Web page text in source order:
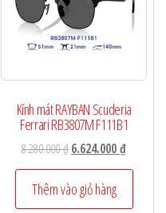
Kính mát RAYBAN Scuderia
Ferrari RB3807M F111B1
8.280.000₫Giá
gốc
là:
8.280.000 ₫.
6.624.000₫Giá
hiện
là:
Thêm vào giỏ hàng